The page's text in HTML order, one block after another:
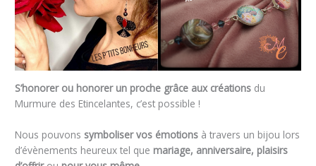
S’honorer ou honorer un proche grâce aux créations du
Murmure des Etincelantes, c’est possible !
Nous pouvons symboliser vos émotions à travers un bijou lors
d’évènements heureux tel que mariage, anniversaire, plaisirs